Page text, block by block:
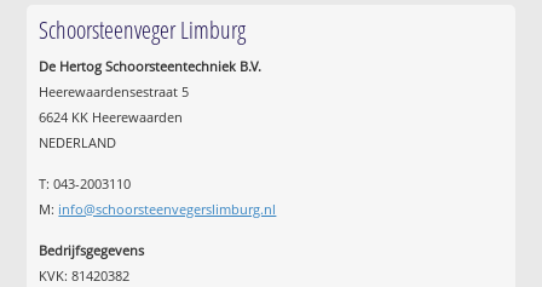
Schoorsteenveger Limburg
De Hertog Schoorsteentechniek B.V.
Heerewaardensestraat 5
6624 KK Heerewaarden
NEDERLAND
T: 043-2003110
M: info@schoorsteenvegerslimburg.nl
Bedrijfsgegevens
KVK: 81420382